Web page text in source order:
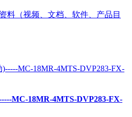
料（视频、文档、软件、产品目
MC-18MR-4MTS-DVP283-FX-